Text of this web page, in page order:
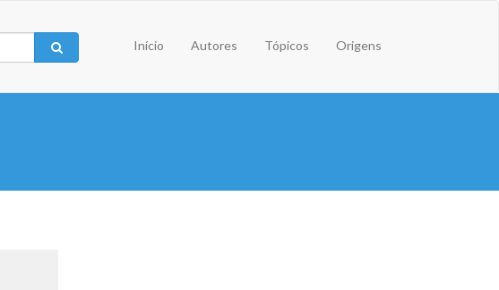
Início Autores Tópicos Origens